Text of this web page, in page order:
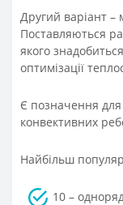
Другий варіант
Поставляються
якого
оптимізації
Є позначення для
конвективних
Найбільш
10 –